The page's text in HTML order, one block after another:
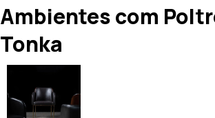
Ambientes com
Tonka